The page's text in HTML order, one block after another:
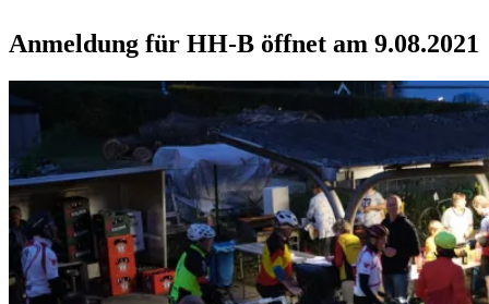
Anmeldung für HH-B öffnet am 9.08.2021